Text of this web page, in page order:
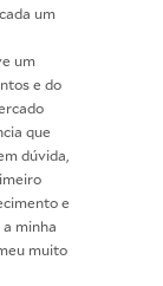
um
um
e do
que
dúvida,
e
minha
muito